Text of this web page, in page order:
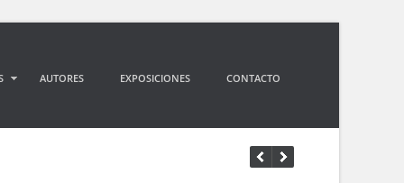
AUTORES EXPOSICIONES CONTACTO